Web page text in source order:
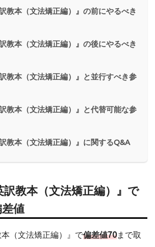
教本（文法矯正編）』の前にやるべき
教本（文法矯正編）』の後にやるべき
教本（文法矯正編）』と並行すべき参
教本（文法矯正編）』と代替可能な参
教本（文法矯正編）』に関するQ&A
訳教本（文法矯正編）』で
値
本（文法矯正編）』で偏差値70まで取